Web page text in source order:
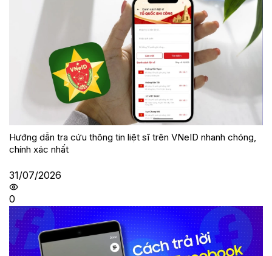
Hướng dẫn tra cứu thông tin liệt sĩ trên VNeID nhanh chóng,
chính xác nhất
31/07/2026
0